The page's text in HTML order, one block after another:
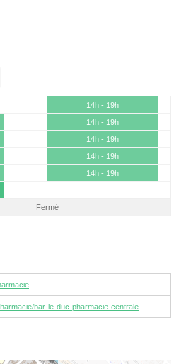
14h - 19h
14h - 19h
14h - 19h
14h - 19h
14h - 19h
Fermé
bar-le-duc-pharmacie-centrale